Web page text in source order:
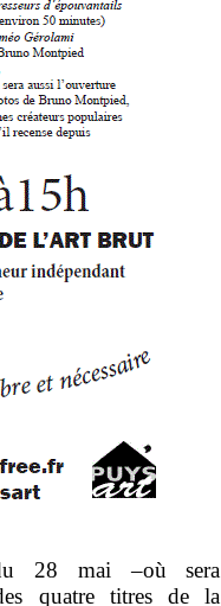
mai –où sera
quatre titres de la